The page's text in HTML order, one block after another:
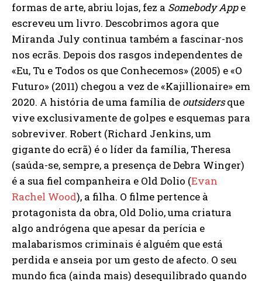
formas de arte, abriu lojas, fez a Somebody Appe
escreveu um livro. Descobrimos agora que
Miranda July continua também a fascinar-nos
nos ecrãs. Depois dos rasgos independentes de
«Eu, Tu e Todos os que Conhecemos» (2005) e «O
Futuro» (2011) chegou a vez de «Kajillionaire» em
2020. A história de uma família de outsidersque
vive exclusivamente de golpes e esquemas para
sobreviver. Robert (Richard Jenkins, um
gigante do ecrã) é o líder da família, Theresa
(saúda-se, sempre, a presença de Debra Winger)
é a sua fiel companheira e Old Dolio (Evan
Rachel Wood), a filha. O filme pertence à
protagonista da obra, Old Dolio, uma criatura
algo andrógena que apesar da perícia e
malabarismos criminais é alguém que está
perdida e anseia por um gesto de afecto. O seu
mundo fica (ainda mais) desequilibrado quando